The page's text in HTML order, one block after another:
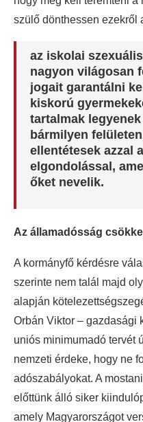
szülő dönthessen ezekről
az iskolai
nagyon világosan
jogait garantálni
kiskorú
tartalmak
bármilyen
ellentétesek azzal
elgondolással,
őket nevelik.
Az államadósság
A kormányfő kérdésre
szerinte nem talál majd
alapján
Orbán Viktor – gazdasági
uniós minimumadó tervét
nemzeti érdeke, hogy ne
adószabályokat. A
előttünk álló siker
amely Magyarországot